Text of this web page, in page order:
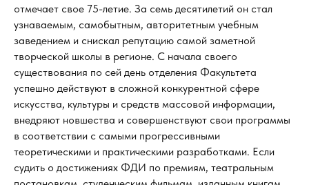
отмечает свое 75-летие. За семь десятилетий он стал
узнаваемым, самобытным, авторитетным учебным
заведением и снискал репутацию самой заметной
творческой школы в регионе. С начала своего
существования по сей день отделения Факультета
успешно действуют в сложной конкурентной сфере
искусства, культуры и средств массовой информации,
внедряют новшества и совершенствуют свои программы
в соответствии с самыми прогрессивными
теоретическими и практическими разработками. Если
судить о достижениях ФДИ по премиям, театральным